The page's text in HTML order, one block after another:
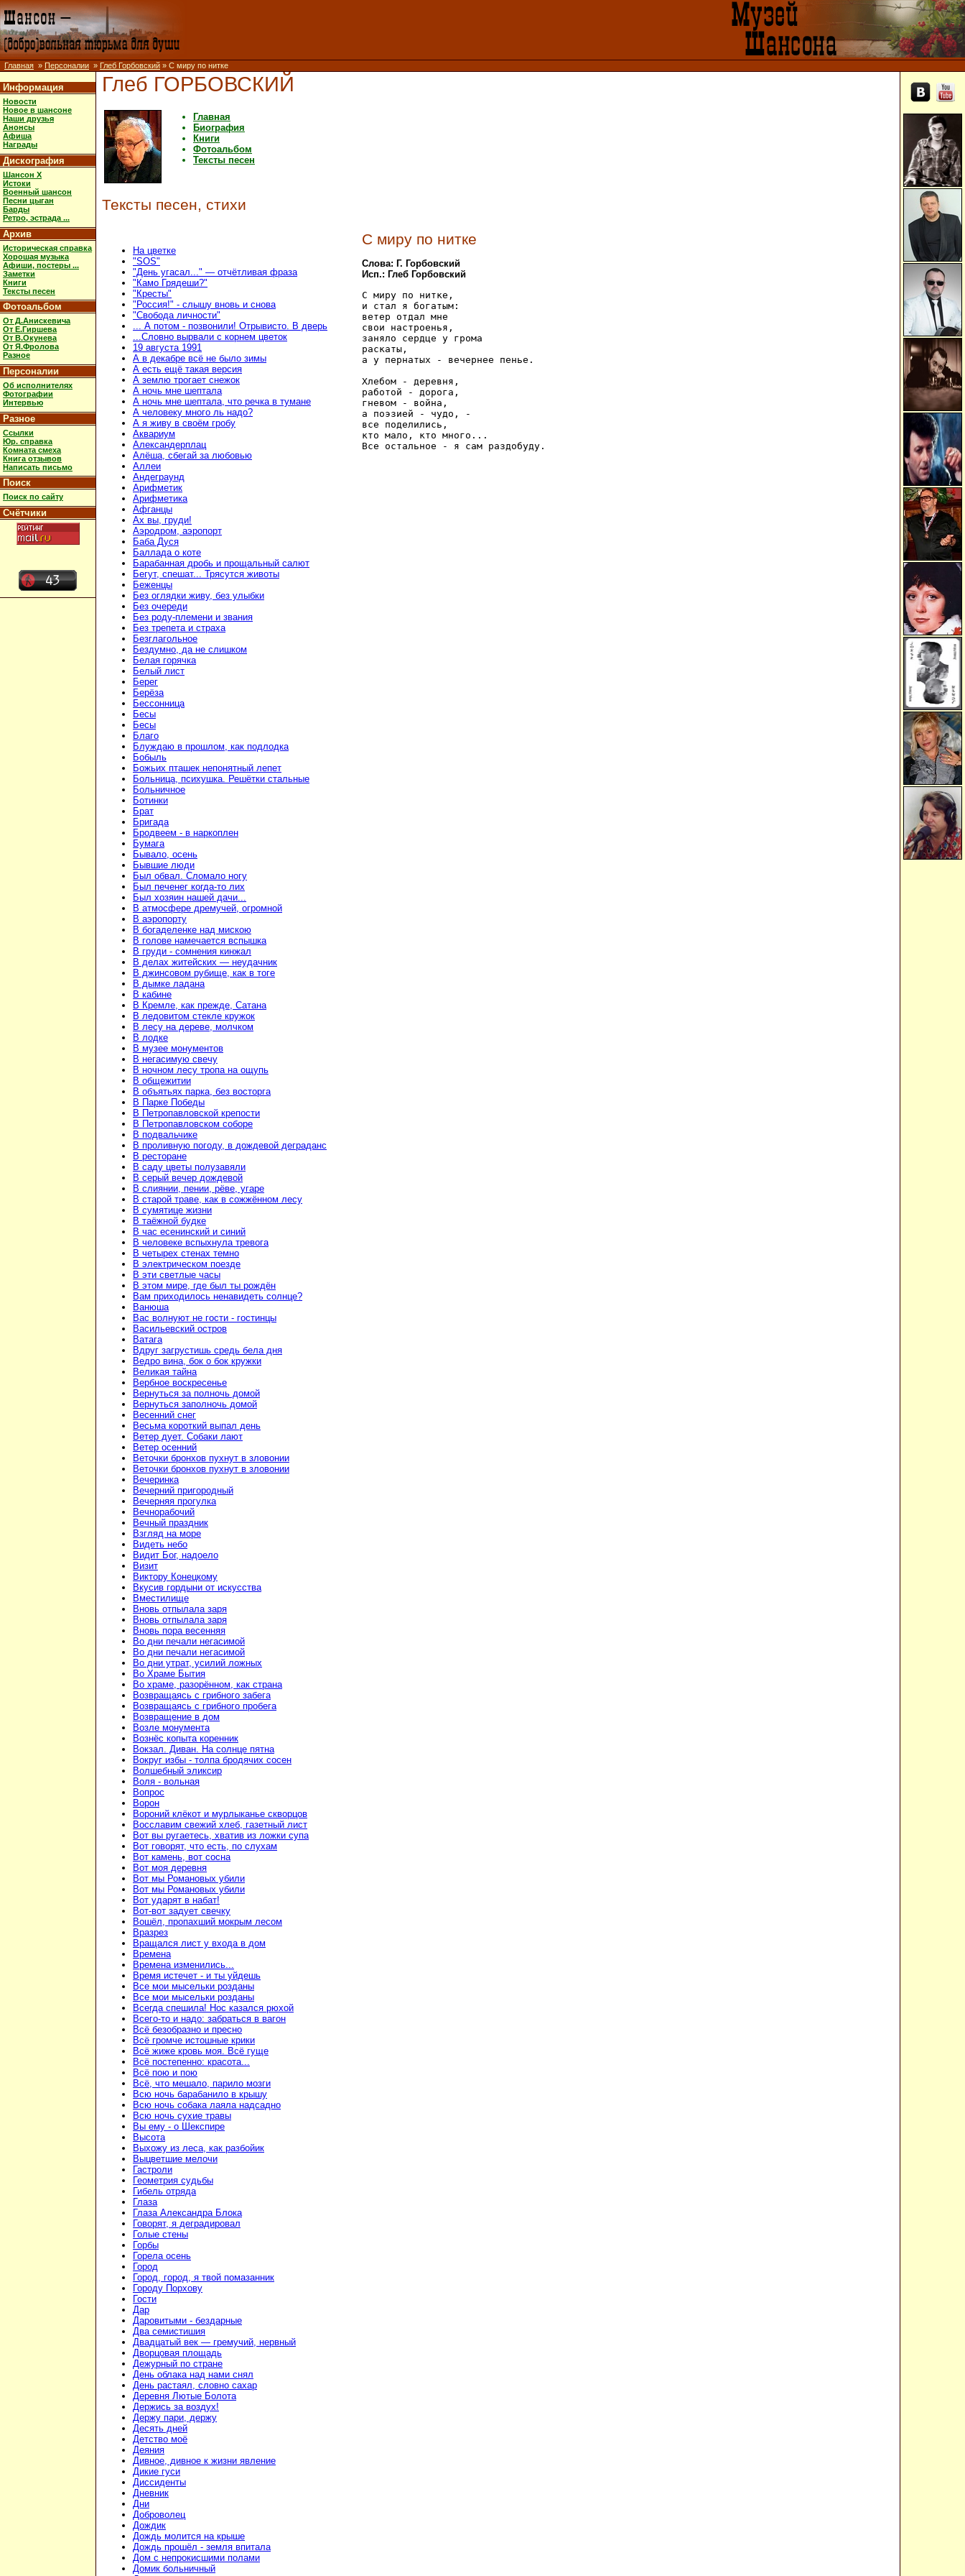
Главная » Персоналии » Глеб Горбовский » С миру по нитке
Информация
Новости
Новое в шансоне
Наши друзья
Анонсы
Афиша
Награды
Дискография
Шансон X
Истоки
Военный шансон
Песни цыган
Барды
Ретро, эстрада ...
Архив
Историческая справка
Хорошая музыка
Афиши, постеры ...
Заметки
Книги
Тексты песен
Фотоальбом
От Д.Анискевича
От Е.Гиршева
От В.Окунева
От Я.Фролова
Разное
Персоналии
Об исполнителях
Фотографии
Интервью
Разное
Ссылки
Юр. справка
Комната смеха
Книга отзывов
Написать письмо
Поиск
Поиск по сайту
Счётчики
Глеб ГОРБОВСКИЙ
Главная
Биография
Книги
Фотоальбом
Тексты песен
Тексты песен, стихи
На цветке
"SOS"
"День угасал..." — отчётливая фраза
"Камо Грядеши?"
"Кресты"
"Россия!" - слышу вновь и снова
"Свобода личности"
... А потом - позвонили! Отрывисто. В дверь
...Словно вырвали с корнем цветок
19 августа 1991
А в декабре всё не было зимы
А есть ещё такая версия
А землю трогает снежок
А ночь мне шептала
А ночь мне шептала, что речка в тумане
А человеку много ль надо?
А я живу в своём гробу
Аквариум
Александерплац
Алёша, сбегай за любовью
Аллеи
Андеграунд
Арифметик
Арифметика
Афганцы
Ах вы, груди!
Аэродром, аэропорт
Баба Дуся
Баллада о коте
Барабанная дробь и прощальный салют
Бегут, спешат... Трясутся животы
Беженцы
Без оглядки живу, без улыбки
Без очереди
Без роду-племени и звания
Без трепета и страха
Безглагольное
Бездумно, да не слишком
Белая горячка
Белый лист
Берег
Берёза
Бессонница
Бесы
Бесы
Благо
Блуждаю в прошлом, как подлодка
Бобыль
Божьих пташек непонятный лепет
Больница, психушка. Решётки стальные
Больничное
Ботинки
Брат
Бригада
Бродвеем - в наркоплен
Бумага
Бывало, осень
Бывшие люди
Был обвал. Сломало ногу
Был печенег когда-то лих
Был хозяин нашей дачи...
В атмосфере дремучей, огромной
В аэропорту
В богаделенке над мискою
В голове намечается вспышка
В груди - сомнения кинжал
В делах житейских — неудачник
В джинсовом рубище, как в тоге
В дымке ладана
В кабине
В Кремле, как прежде, Сатана
В ледовитом стекле кружок
В лесу на дереве, молчком
В лодке
В музее монументов
В негасимую свечу
В ночном лесу тропа на ощупь
В общежитии
В объятьях парка, без восторга
В Парке Победы
В Петропавловской крепости
В Петропавловском соборе
В подвальчике
В проливную погоду, в дождевой деграданс
В ресторане
В саду цветы полузавяли
В серый вечер дождевой
В слиянии, пении, рёве, угаре
В старой траве, как в сожжённом лесу
В сумятице жизни
В таёжной будке
В час есенинский и синий
В человеке вспыхнула тревога
В четырех стенах темно
В электрическом поезде
В эти светлые часы
В этом мире, где был ты рождён
Вам приходилось ненавидеть солнце?
Ванюша
Вас волнуют не гости - гостинцы
Васильевский остров
Ватага
Вдруг загрустишь средь бела дня
Ведро вина, бок о бок кружки
Великая тайна
Вербное воскресенье
Вернуться за полночь домой
Вернуться заполночь домой
Весенний снег
Весьма короткий выпал день
Ветер дует. Собаки лают
Ветер осенний
Веточки бронхов пухнут в зловонии
Веточки бронхов пухнут в зловонии
Вечеринка
Вечерний пригородный
Вечерняя прогулка
Вечнорабочий
Вечный праздник
Взгляд на море
Видеть небо
Видит Бог, надоело
Визит
Виктору Конецкому
Вкусив гордыни от искусства
Вместилище
Вновь отпылала заря
Вновь отпылала заря
Вновь пора весенняя
Во дни печали негасимой
Во дни печали негасимой
Во дни утрат, усилий ложных
Во Храме Бытия
Во храме, разорённом, как страна
Возвращаясь с грибного забега
Возвращаясь с грибного пробега
Возвращение в дом
Возле монумента
Вознёс копыта коренник
Вокзал. Диван. На солнце пятна
Вокруг избы - толпа бродячих сосен
Волшебный эликсир
Воля - вольная
Вопрос
Ворон
Вороний клёкот и мурлыканье скворцов
Восславим свежий хлеб, газетный лист
Вот вы ругаетесь, хватив из ложки супа
Вот говорят, что есть, по слухам
Вот камень, вот сосна
Вот моя деревня
Вот мы Романовых убили
Вот мы Романовых убили
Вот ударят в набат!
Вот-вот задует свечку
Вошёл, пропахший мокрым лесом
Вразрез
Вращался лист у входа в дом
Времена
Времена изменились...
Время истечет - и ты уйдешь
Все мои мысельки розданы
Все мои мысельки розданы
Всегда спешила! Нос казался рюхой
Всего-то и надо: забраться в вагон
Всё безобразно и пресно
Всё громче истошные крики
Всё жиже кровь моя. Всё гуще
Всё постепенно: красота...
Всё пою и пою
Всё, что мешало, парило мозги
Всю ночь барабанило в крышу
Всю ночь собака лаяла надсадно
Всю ночь сухие травы
Вы ему - о Шекспире
Высота
Выхожу из леса, как разбойик
Выцветшие мелочи
Гастроли
Геометрия судьбы
Гибель отряда
Глаза
Глаза Александра Блока
Говорят, я деградировал
Голые стены
Горбы
Горела осень
Город
Город, город, я твой помазанник
Городу Порхову
Гости
Дар
Даровитыми - бездарные
Два семистишия
Двадцатый век — гремучий, нервный
Дворцовая площадь
Дежурный по стране
День облака над нами снял
День растаял, словно сахар
Деревня Лютые Болота
Держись за воздух!
Держу пари, держу
Десять дней
Детство моё
Деяния
Дивное, дивное к жизни явление
Дикие гуси
Диссиденты
Дневник
Дни
Доброволец
Дождик
Дождь молится на крыше
Дождь прошёл - земля впитала
Дом с непрокисшими полами
Домик больничный
С миру по нитке
Слова: Г. Горбовский
Исп.: Глеб Горбовский
С миру по нитке,
и стал я богатым:
ветер отдал мне
свои настроенья,
заняло сердце у грома
раскаты,
а у пернатых - вечернее пенье.
Хлебом - деревня,
работой - дорога,
гневом - война,
а поэзией - чудо, -
все поделились,
кто мало, кто много...